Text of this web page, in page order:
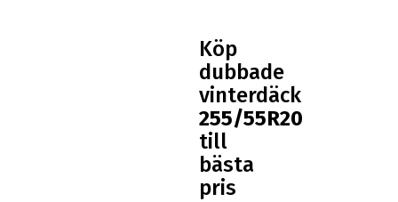
Köp
dubbade
vinterdäck
255/55R20
till
bästa
pris